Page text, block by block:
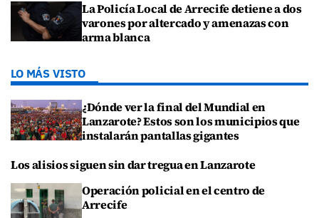
La Policía Local de Arrecife detiene a dos
varones por altercado y amenazas con
arma blanca
LO MÁS VISTO
¿Dónde ver la final del Mundial en
Lanzarote? Estos son los municipios que
instalarán pantallas gigantes
Los alisios siguen sin dar tregua en Lanzarote
Operación policial en el centro de
Arrecife